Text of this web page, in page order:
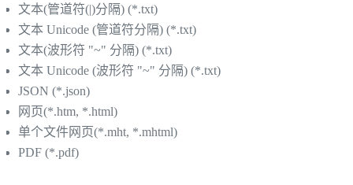
文本(管道符(|)分隔) (*.txt)
文本 Unicode (管道符分隔) (*.txt)
文本(波形符 "~" 分隔) (*.txt)
文本 Unicode (波形符 "~" 分隔) (*.txt)
JSON (*.json)
网页(*.htm, *.html)
单个文件网页(*.mht, *.mhtml)
PDF (*.pdf)